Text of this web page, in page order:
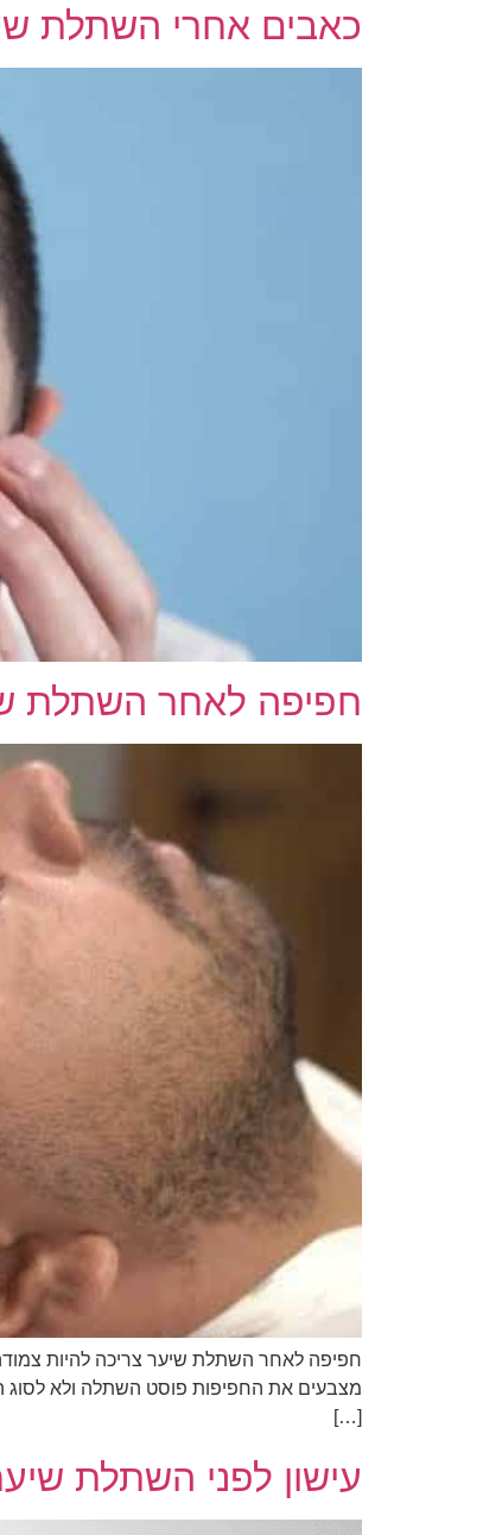
כאבים אחרי השתלת
חפיפה לאחר השתלת
חפיפה לאחר השתלת שיער צריכה להיות
מצבעים את החפיפות פוסט השתלה ולא
[…]
עישון לפני השתלת